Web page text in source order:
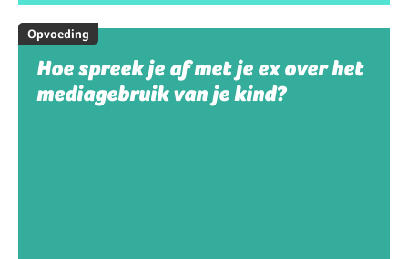
Opvoeding
Hoe spreek je af met je ex over het
mediagebruik van je kind?